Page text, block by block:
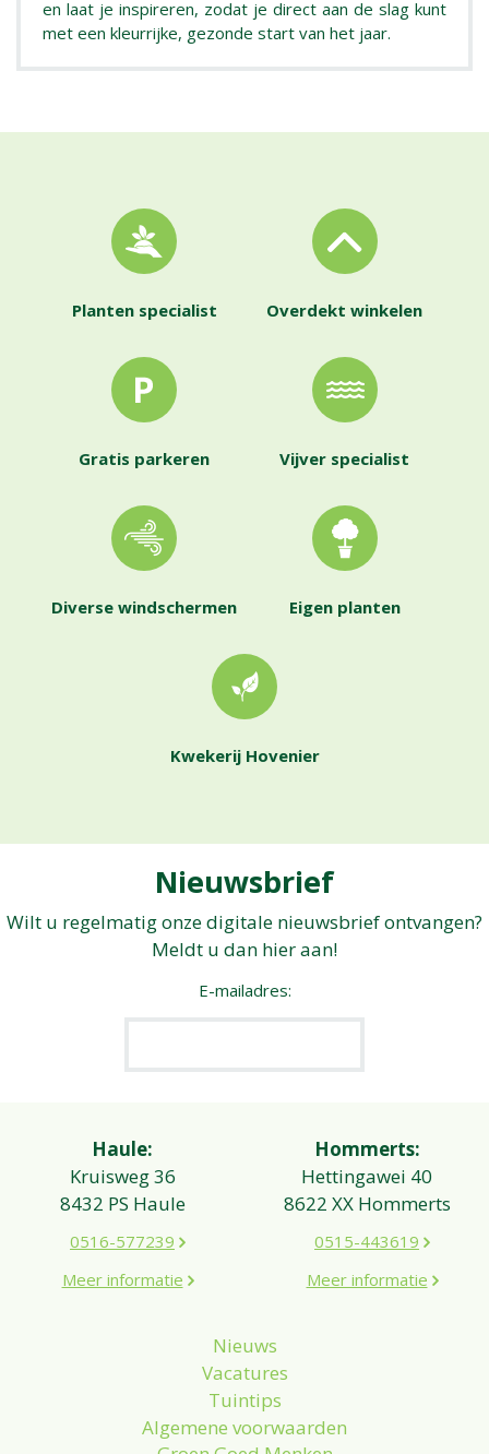
en laat je inspireren, zodat je direct aan de slag kunt
met een kleurrijke, gezonde start van het jaar.
Planten specialist Overdekt winkelen
Gratis parkeren Vijver specialist
Diverse windschermen Eigen planten
Kwekerij Hovenier
Nieuwsbrief
Wilt u regelmatig onze digitale nieuwsbrief ontvangen?
Meldt u dan hier aan!
E-mailadres:
Haule:
Kruisweg 36
8432 PS Haule
0516-577239
Meer informatie
Hommerts:
Hettingawei 40
8622 XX Hommerts
0515-443619
Meer informatie
Nieuws
Vacatures
Tuintips
Algemene voorwaarden